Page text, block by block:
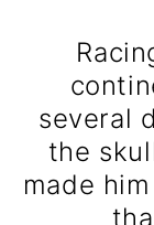
several
the
made